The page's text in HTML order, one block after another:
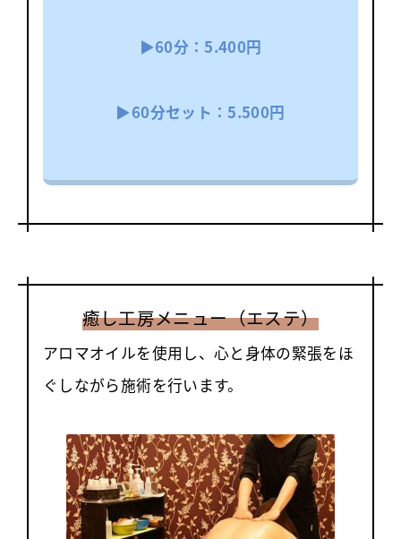
▶60分：5.400円
▶60分セット：5.500円
癒し工房メニュー（エステ）
アロマオイルを使用し、心と身体の緊張をほ
ぐしながら施術を行います。